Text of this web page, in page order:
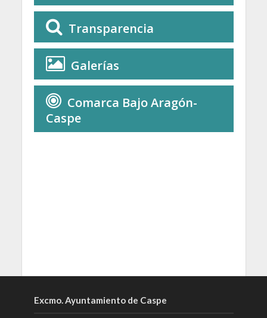
Transparencia
Galerías
Comarca Bajo Aragón-
Caspe
Excmo. Ayuntamiento de Caspe